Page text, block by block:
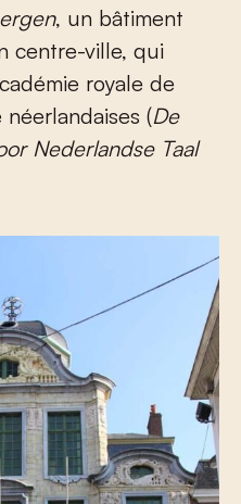
, un bâtiment
centre-ville, qui
royale de
(De
Nederlandse Taal